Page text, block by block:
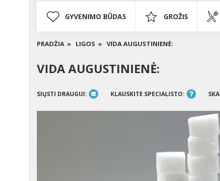
GYVENIMO BŪDAS GROŽIS
PRADŽIA » LIGOS » VIDA AUGUSTINIENĖ:
VIDA AUGUSTINIENĖ:
SIŲSTI DRAUGUI: KLAUSKITE SPECIALISTO: